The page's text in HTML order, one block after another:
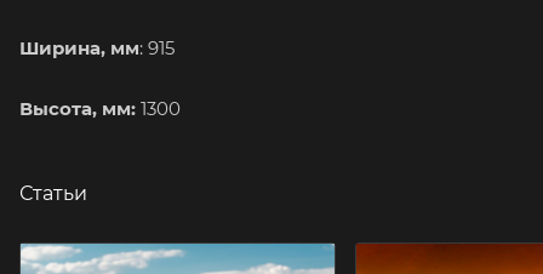
Ширина, мм: 915
Высота, мм: 1300
Статьи